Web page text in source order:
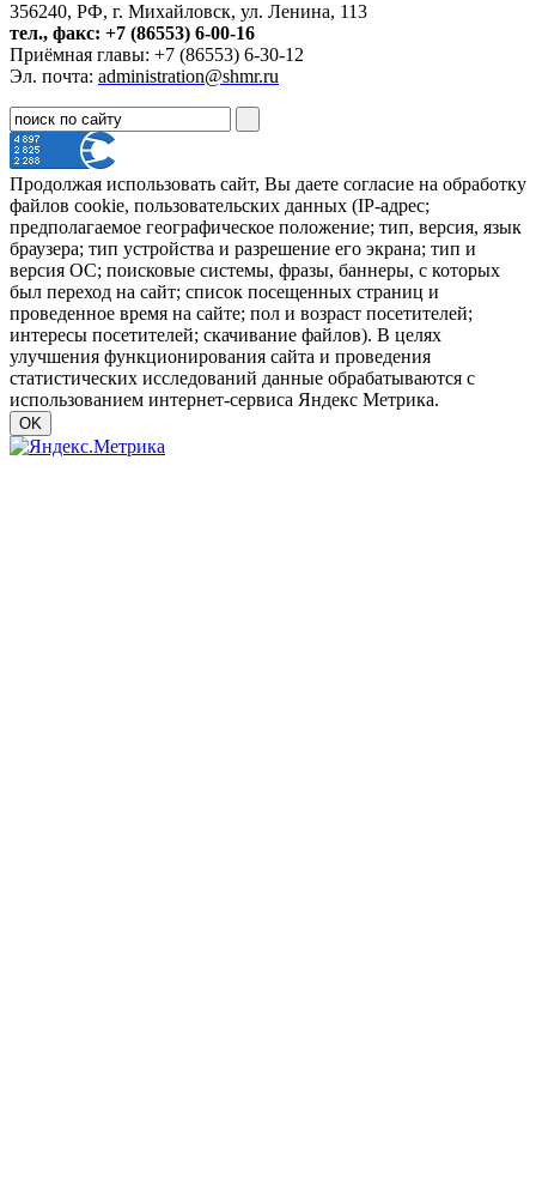
356240, РФ, г. Михайловск, ул. Ленина, 113
тел., факс: +7 (86553) 6-00-16
Приёмная главы: +7 (86553) 6-30-12
Эл. почта: administration@shmr.ru
Продолжая использовать сайт, Вы даете согласие на обработку
файлов cookie, пользовательских данных (IP-адрес;
предполагаемое географическое положение; тип, версия, язык
браузера; тип устройства и разрешение его экрана; тип и
версия ОС; поисковые системы, фразы, баннеры, с которых
был переход на сайт; список посещенных страниц и
проведенное время на сайте; пол и возраст посетителей;
интересы посетителей; скачивание файлов). В целях
улучшения функционирования сайта и проведения
статистических исследований данные обрабатываются с
использованием интернет-сервиса Яндекс Метрика.
OK